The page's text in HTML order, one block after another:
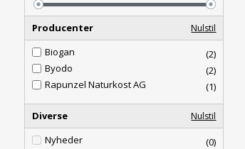
Producenter Nulstil
Biogan
(2)
Byodo
(2)
Rapunzel Naturkost AG
(1)
Diverse Nulstil
Nyheder
(0)